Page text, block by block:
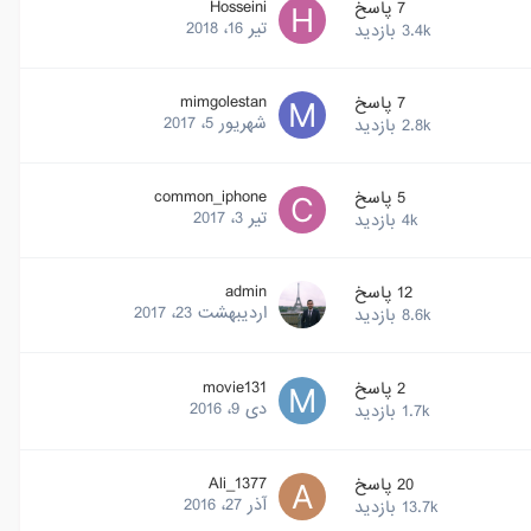
7 پاسخ
3.4k بازدید
Hosseini
تیر 16، 2018
7 پاسخ
2.8k بازدید
mimgolestan
شهریور 5، 2017
5 پاسخ
4k بازدید
common_iphone
تیر 3، 2017
12 پاسخ
8.6k بازدید
admin
اردیبهشت 23، 2017
2 پاسخ
1.7k بازدید
movie131
دی 9، 2016
20 پاسخ
13.7k بازدید
Ali_1377
آذر 27، 2016